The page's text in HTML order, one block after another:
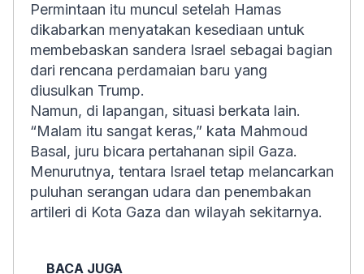
Permintaan itu muncul setelah Hamas
dikabarkan menyatakan kesediaan untuk
membebaskan sandera Israel sebagai bagian
dari rencana perdamaian baru yang
diusulkan Trump.
Namun, di lapangan, situasi berkata lain.
“Malam itu sangat keras,” kata Mahmoud
Basal, juru bicara pertahanan sipil Gaza.
Menurutnya, tentara Israel tetap melancarkan
puluhan serangan udara dan penembakan
artileri di Kota Gaza dan wilayah sekitarnya.
BACA JUGA